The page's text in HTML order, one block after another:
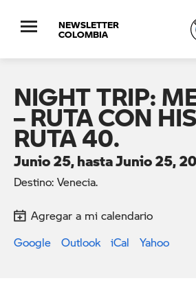
NEWSLETTER
COLOMBIA
NIGHT TRIP:
– RUTA CON
RUTA 40.
Junio 25, hasta Junio 25,
Destino: Venecia.
Agregar a mi calendario
Google
Outlook iCal Yahoo